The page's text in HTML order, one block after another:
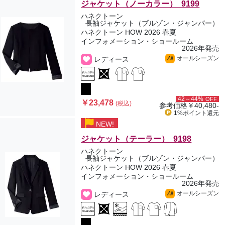
ジャケット（ノーカラー） 9199
ハネクトーン
長袖ジャケット（ブルゾン・ジャンパー）
ハネクトーン HOW 2026 春夏
インフォメーション・ショールーム
2026年発売
レディース
All オールシーズン
￥23,478(税込)
42～44% OFF
参考価格￥40,480-
1%ポイント 還元
NEW!
ジャケット（テーラー） 9198
ハネクトーン
長袖ジャケット（ブルゾン・ジャンパー）
ハネクトーン HOW 2026 春夏
インフォメーション・ショールーム
2026年発売
レディース
All オールシーズン